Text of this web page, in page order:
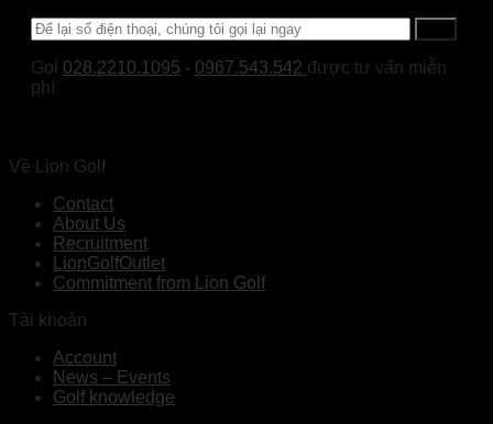
Gọi 028.2210.1095 - 0967.543.542 được tư vấn miễn
phí
Về Lion Golf
Contact
About Us
Recruitment
LionGolfOutlet
Commitment from Lion Golf
Tài khoản
Account
News – Events
Golf knowledge